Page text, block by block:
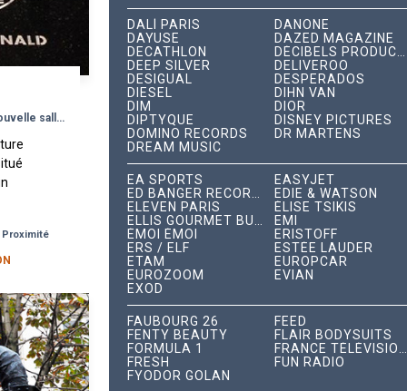
UGC guide les passants vers sa nouvelle salle de cinéma
DALÍ PARIS
DANONE
DAYUSE
DAZED MAGAZINE
DECATHLON
DEEP SILVER
DELIVEROO
DESIGUAL
DESPERADOS
DIESEL
DIHN VAN
DIM
DIOR
DIPTYQUE
DISNEY PICTURES
DOMINO RECORDS
DR MARTENS
DREAM MUSIC
EA SPORTS
EASYJET
EDIE & WATSON
ELEVEN PARIS
ÉLISE TSIKIS
EMI
ÉMOI ÉMOI
ERISTOFF
ERS / ELF
ESTÉE LAUDER
ETAM
EUROPCAR
EUROZOOM
EVIAN
EXOD
FAUBOURG 26
FEED
FENTY BEAUTY
FLAIR BODYSUITS
FORMULA 1
FRESH
FUN RADIO
FYODOR GOLAN